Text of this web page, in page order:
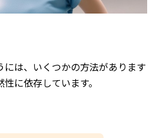
には、いくつかの方法があります
に依存しています。